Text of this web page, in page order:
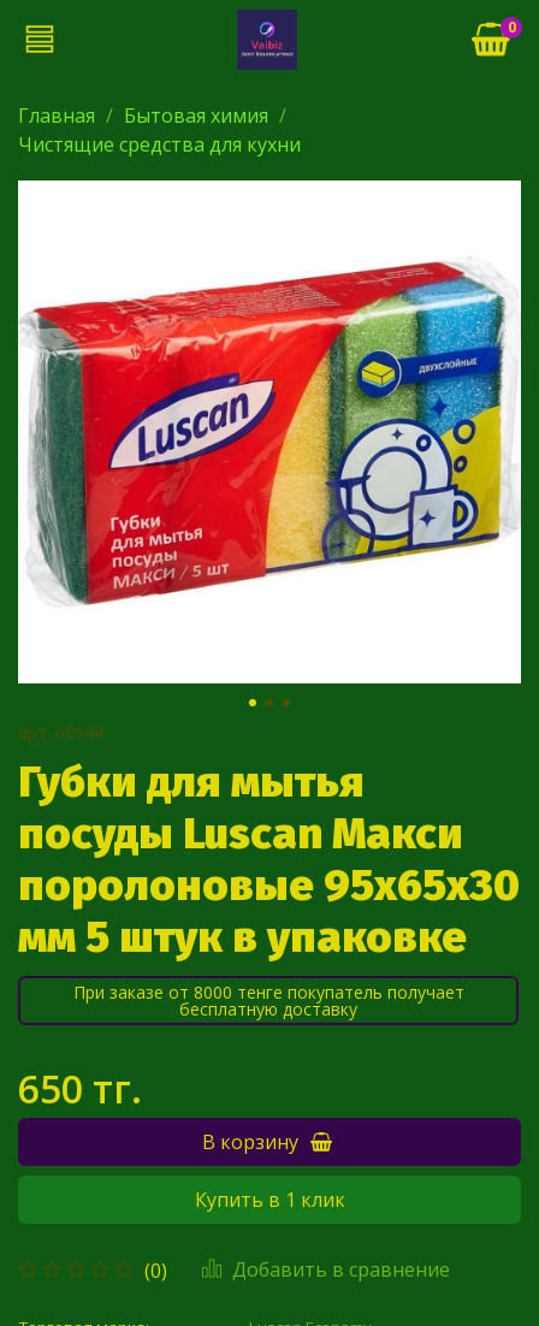
0
Главная
Бытовая химия
Чистящие средства для кухни
арт. 68944
Губки для мытья
посуды Luscan Макси
поролоновые 95х65х30
мм 5 штук в упаковке
(0) Добавить в сравнение
При заказе от 8000 тенге покупатель получает
бесплатную доставку
650 тг.
В корзину
Купить в 1 клик